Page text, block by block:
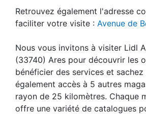
Retrouvez également l'adresse
faciliter votre visite : Avenue de
Nous vous invitons à visiter Lidl
(33740) Ares pour découvrir les
bénéficier des services et
également accès à 5 autres
rayon de 25 kilomètres. Chaque
offre une variété de catalogues